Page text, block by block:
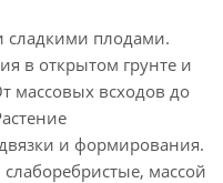
сладкими плодами.
в открытом грунте и
массовых всходов до
и формирования.
массой